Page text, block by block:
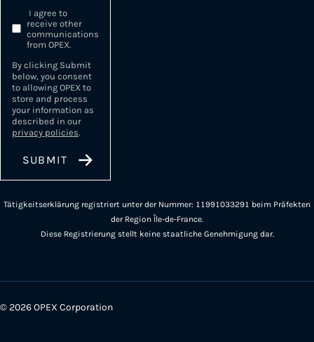
I agree to
receive other
communications
from OPEX.
By clicking Submit
below, you consent
to allowing OPEX to
store and process
your information as
described in our
privacy policies.
Tätigkeitserklärung registriert unter der Nummer: 11991033291 beim Präfekten
der Region Île-de-France.
Diese Registrierung stellt keine staatliche Genehmigung dar.
© 2026 OPEX Corporation